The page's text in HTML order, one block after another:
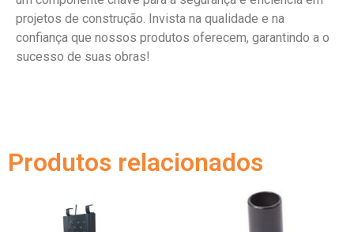
projetos de construção. Invista na qualidade e na
confiança que nossos produtos oferecem, garantindo a o
sucesso de suas obras!
Produtos relacionados